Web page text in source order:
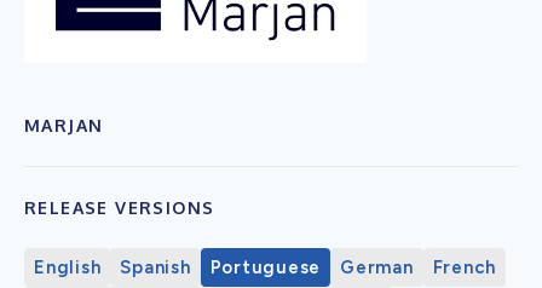
MARJAN
RELEASE VERSIONS
English Spanish Portuguese German
French